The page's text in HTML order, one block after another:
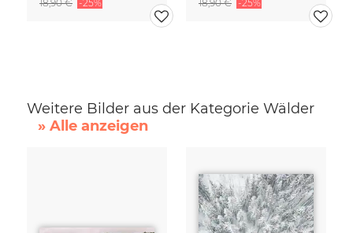
18,90 € -25% 18,90 € -25%
Weitere Bilder aus der Kategorie Wälder
» Alle anzeigen